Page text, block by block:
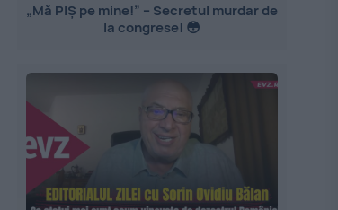
„Mă PIȘ pe mine!” – Secretul murdar de
la congrese! 😳